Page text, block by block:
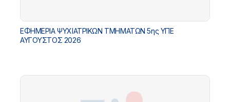
ΕΦΗΜΕΡΙΑ ΨΥΧΙΑΤΡΙΚΩΝ ΤΜΗΜΑΤΩΝ 5ης ΥΠΕ
ΑΥΓΟΥΣΤΟΣ 2026